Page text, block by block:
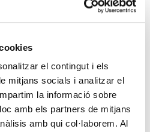
el contingut i els
mitjans socials i analitzar el
la informació sobre
amb els partners de mitjans
amb qui col·laborem. Al
moda